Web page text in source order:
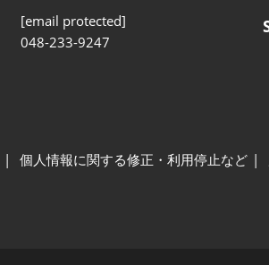
[email protected]
048-233-9247
個人情報に関する修正・利用停止など